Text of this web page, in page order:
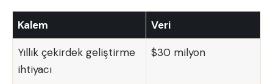
Kalem Veri
Yıllık çekirdek geliştirme
ihtiyacı
$30 milyon